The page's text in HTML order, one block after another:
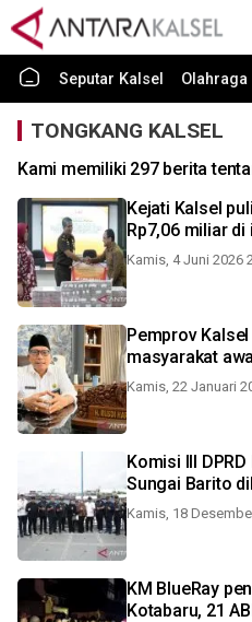
Seputar Kalsel Olahraga
TONGKANG KALSEL
Kami memiliki 297 berita
Kejati Kalsel
Rp7,06 miliar
Kamis, 4 Juni 2026
Pemprov
masyarakat
Kamis, 22 Januari
Komisi III
Sungai Barito
Kamis, 18
KM BlueRay
Kotabaru, 21